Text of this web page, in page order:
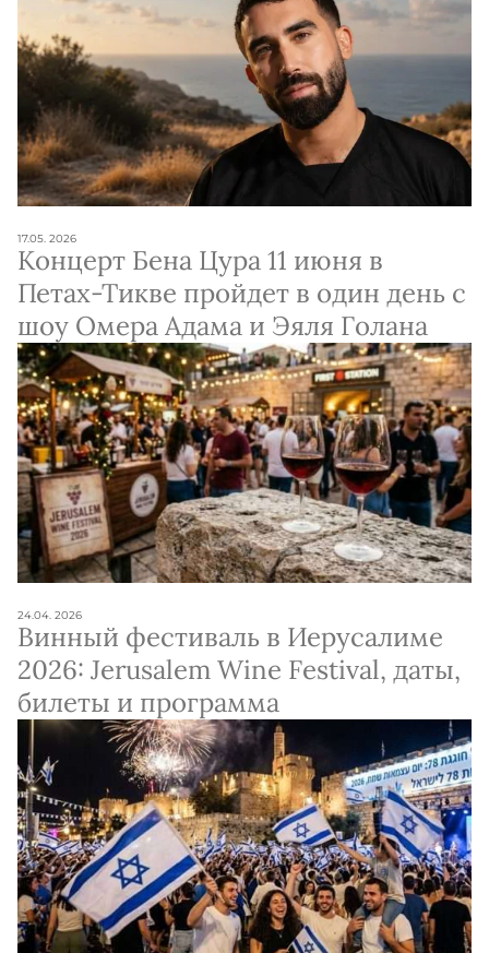
17.05. 2026
Концерт Бена Цура 11 июня в
Петах-Тикве пройдет в один день с
шоу Омера Адама и Эяля Голана
24.04. 2026
Винный фестиваль в Иерусалиме
2026: Jerusalem Wine Festival, даты,
билеты и программа